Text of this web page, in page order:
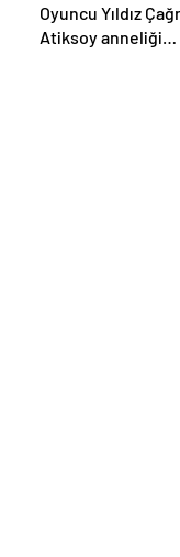
Oyuncu Yıldız
Atiksoy anneliği